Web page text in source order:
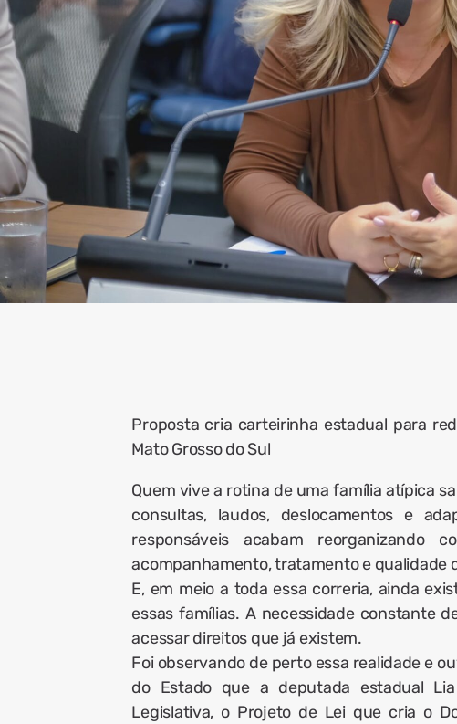
Proposta cria carteirinha estadual para
Mato Grosso do Sul
Quem vive a rotina de uma família atípica
consultas, laudos, deslocamentos e
responsáveis acabam reorganizando
acompanhamento, tratamento e qualidade
E, em meio a toda essa correria, ainda
essas famílias. A necessidade constante
acessar direitos que já existem.
Foi observando de perto essa realidade e
do Estado que a deputada estadual Lia
Legislativa, o Projeto de Lei que cria o